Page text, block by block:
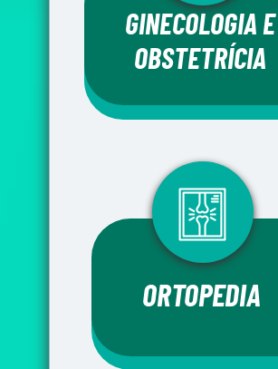
GINECOLOGIA E
OBSTETRÍCIA
ORTOPEDIA